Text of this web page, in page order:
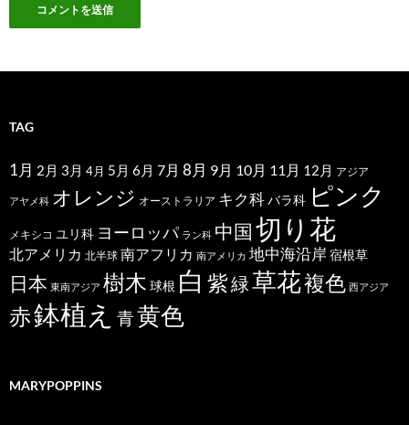
TAG
1月 2月 3月 4月 5月 6月 7月 8月 9月 10月 11月 12月 アジア
アヤメ科 オレンジ オーストラリア キク科バラ科 ピンク
メキシコ ユリ科 ヨーロッパ ラン科 中国切り花
北アメリカ 北半球 南アフリカ 南アメリカ 地中海沿岸 宿根草
日本 東南アジア 樹木 球根 白 紫緑草花複色 西アジア
赤鉢植え 青黄色
MARYPOPPINS